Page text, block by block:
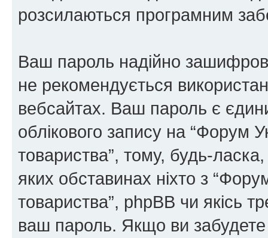
розсилаються програмним
Ваш пароль надійно
не рекомендується
вебсайтах. Ваш пароль є
облікового запису на “Форум
товариства”, тому, будь-
яких обставинах ніхто з
товариства”, phpBB чи якісь
ваш пароль. Якщо ви